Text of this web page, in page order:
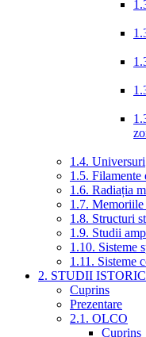
1.4. Universuri
1.5. Filamente
1.6. Radiația
1.7. Memoriile
1.8. Structuri
1.9. Studii
1.10. Sisteme
1.11. Sisteme
2. STUDII
Cuprins
Prezentare
2.1. OLCO
Cuprins